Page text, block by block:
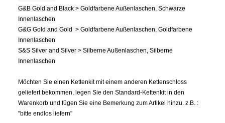
G&B Gold and Black > Goldfarbene Außenlaschen, Schwarze
Innenlaschen
G&G Gold and Gold > Goldfarbene Außenlaschen, Goldfarbene
Innenlaschen
S&S Silver and Silver > Silberne Außenlaschen, Silberne
Innenlaschen
Möchten Sie einen Kettenkit mit einem anderen Kettenschloss
geliefert bekommen, legen Sie den Standard-Kettenkit in den
Warenkorb und fügen Sie eine Bemerkung zum Artikel hinzu. z.B. :
"bitte endlos liefern"